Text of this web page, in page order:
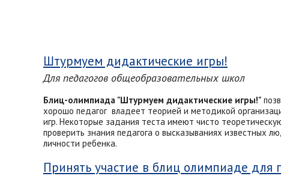
Штурмуем дидактические игры!
Для педагогов общеобразовательных школ
Блиц-олимпиада "Штурмуем дидактические игры!"
хорошо педагог владеет теорией и методикой
игр. Некоторые задания теста имеют чисто
проверить знания педагога о высказываниях известных
личности ребенка.
Принять участие в блиц олимпиаде для